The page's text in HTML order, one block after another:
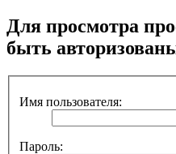
Для просмотра
быть
Имя пользователя:
Пароль: